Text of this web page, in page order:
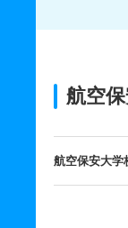
航空
航空保安大学